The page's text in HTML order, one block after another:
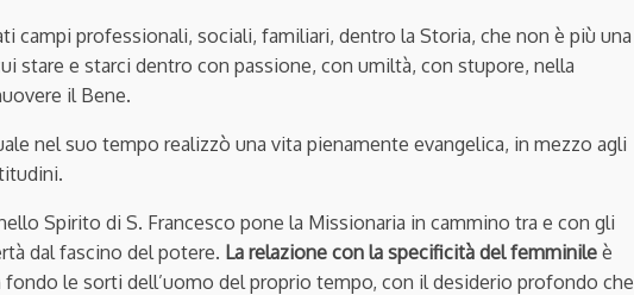
campi professionali, sociali, familiari, dentro la Storia, che non è più una
stare e starci dentro con passione, con umiltà, con stupore, nella
il Bene.
nel suo tempo realizzò una vita pienamente evangelica, in mezzo agli
Spirito di S. Francesco pone la Missionaria in cammino tra e con gli
dal fascino del potere. La relazione con la specificità del femminile è
le sorti dell’uomo del proprio tempo, con il desiderio profondo che